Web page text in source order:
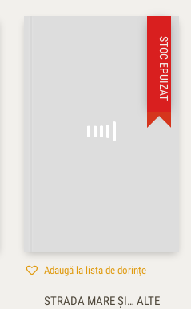
STOC EPUIZAT
Adaugă la lista de dorințe
STRADA MARE ŞI… ALTE